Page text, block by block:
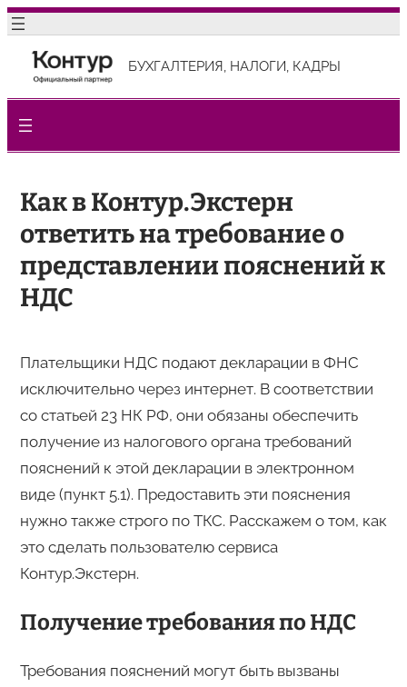
Перейти
содержимому
БУХГАЛТЕРИЯ, НАЛОГИ, КАДРЫ
Как в Контур.Экстерн
ответить на требование о
представлении пояснений к
НДС
Плательщики НДС подают декларации в ФНС
исключительно через интернет. В соответствии
со статьей 23 НК РФ, они обязаны обеспечить
получение из налогового органа требований
пояснений к этой декларации в электронном
виде (пункт 5.1). Предоставить эти пояснения
нужно также строго по ТКС. Расскажем о том, как
это сделать пользователю сервиса
Контур.Экстерн.
Получение требования по НДС
Требования пояснений могут быть вызваны